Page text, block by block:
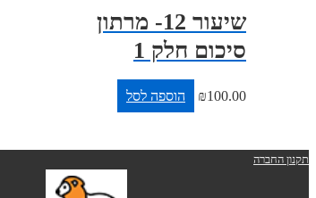
שיעור 12- מרתון
סיכום חלק 1
₪100.00 הוספה לסל
תקנון החברה